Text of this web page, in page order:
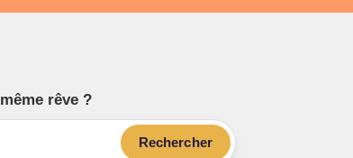
rêve ?
Rechercher